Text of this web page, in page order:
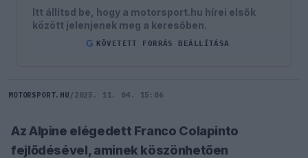
Itt állítsd be, hogy a motorsport.hu hírei elsők
között jelenjenek meg a keresőben.
G KÖVETETT FORRÁS BEÁLLÍTÁSA
MOTORSPORT.HU / 2025. 11. 04. 15:06
Az Alpine elégedett Franco Colapinto
fejlődésével, aminek köszönhetően